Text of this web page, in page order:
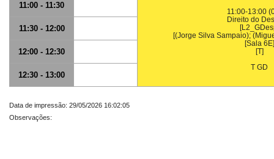
11:00 - 11:30
11:00-13:00
Direito do
[(Jorge Silva Sampaio);
[Sala 6E]
[T]
T GD
11:30 - 12:00
12:00 - 12:30
12:30 - 13:00
Data de impressão: 29/05/2026 16:02:05
Observações: